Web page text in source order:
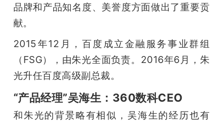
品牌和产品知名度、美誉度方面做出了重要贡
献。
2015年12月，百度成立金融服务事业群组
（FSG），由朱光全面负责。2016年6月，朱
光升任百度高级副总裁。
“产品经理”吴海生：360数科CEO
和朱光的背景略有相似，吴海生的经历也有